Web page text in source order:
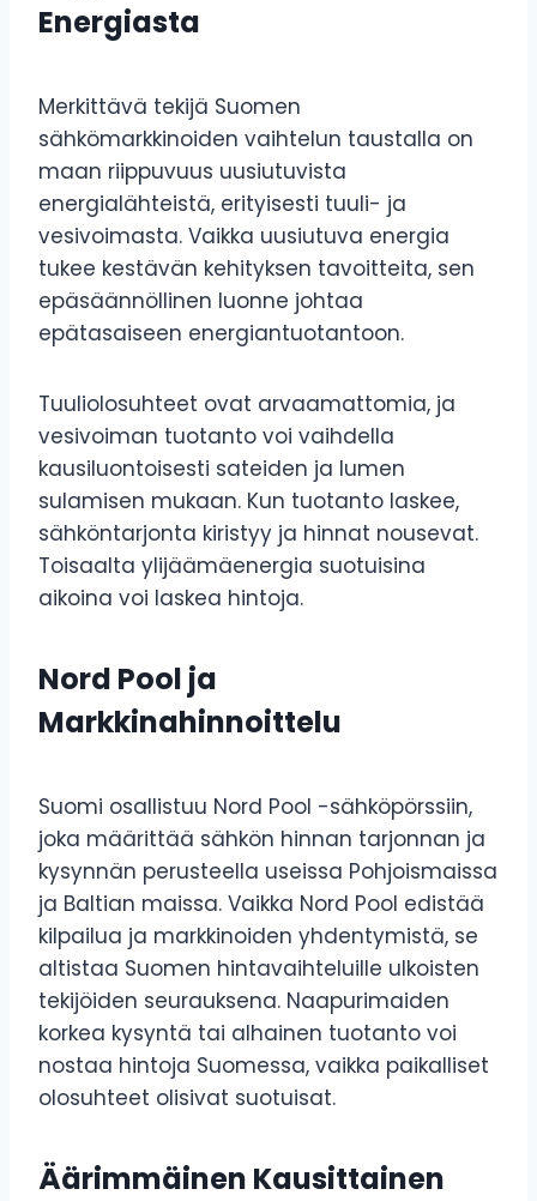
Energiasta
Merkittävä tekijä Suomen
sähkömarkkinoiden vaihtelun taustalla on
maan riippuvuus uusiutuvista
energialähteistä, erityisesti tuuli- ja
vesivoimasta. Vaikka uusiutuva energia
tukee kestävän kehityksen tavoitteita, sen
epäsäännöllinen luonne johtaa
epätasaiseen energiantuotantoon.
Tuuliolosuhteet ovat arvaamattomia, ja
vesivoiman tuotanto voi vaihdella
kausiluontoisesti sateiden ja lumen
sulamisen mukaan. Kun tuotanto laskee,
sähköntarjonta kiristyy ja hinnat nousevat.
Toisaalta ylijäämäenergia suotuisina
aikoina voi laskea hintoja.
Nord Pool ja
Markkinahinnoittelu
Suomi osallistuu Nord Pool -sähköpörssiin,
joka määrittää sähkön hinnan tarjonnan ja
kysynnän perusteella useissa Pohjoismaissa
ja Baltian maissa. Vaikka Nord Pool edistää
kilpailua ja markkinoiden yhdentymistä, se
altistaa Suomen hintavaihteluille ulkoisten
tekijöiden seurauksena. Naapurimaiden
korkea kysyntä tai alhainen tuotanto voi
nostaa hintoja Suomessa, vaikka paikalliset
olosuhteet olisivat suotuisat.
Äärimmäinen Kausittainen